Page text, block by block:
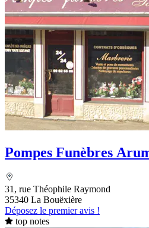
Pompes Funèbres
31, rue Théophile Raymond
35340 La Bouëxière
Déposez le premier avis !
top notes